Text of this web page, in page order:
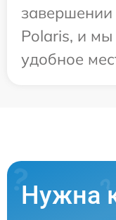
завершении
Polaris, и мы
удобное
Нужна